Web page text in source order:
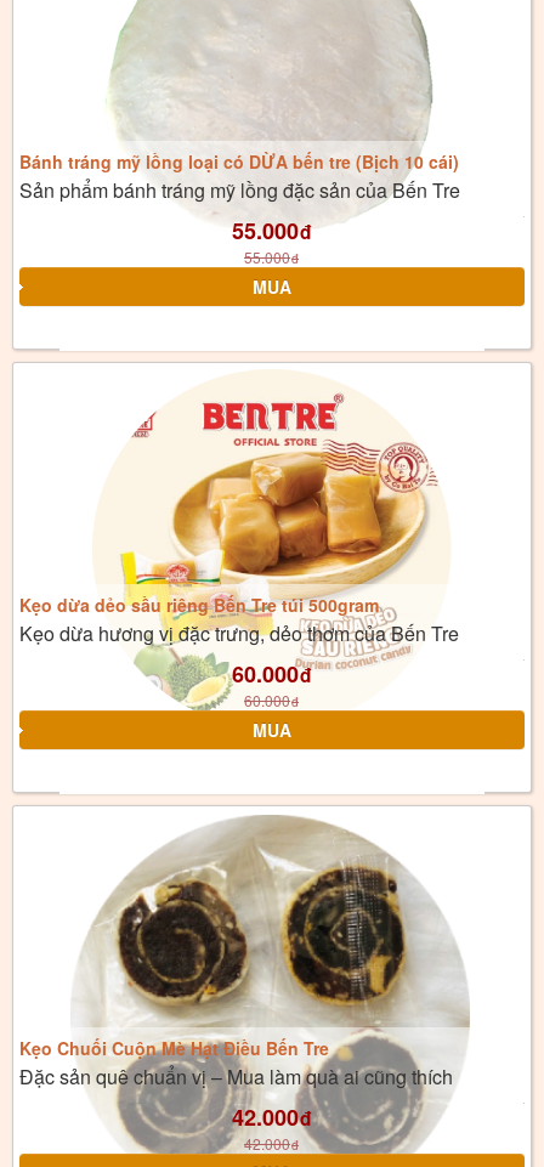
Bánh tráng mỹ lồng loại có DỪA bến tre (Bịch 10 cái)
Sản phẩm bánh tráng mỹ lồng đặc sản của Bến Tre
55.000đ
55.000đ
Kẹo dừa dẻo sầu riêng Bến Tre túi 500gram
Kẹo dừa hương vị đặc trưng, dẻo thơm của Bến Tre
60.000đ
60.000đ
Kẹo Chuối Cuộn Mè Hạt Điều Bến Tre
Đặc sản quê chuẩn vị – Mua làm quà ai cũng thích
42.000đ
42.000đ